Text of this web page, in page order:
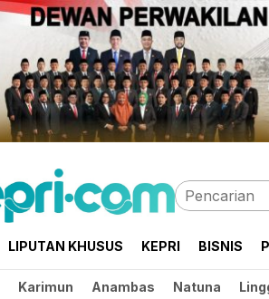
LIPUTAN KHUSUS KEPRI BISNIS
Karimun Anambas Natuna